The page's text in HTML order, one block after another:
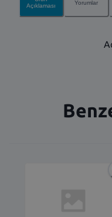
Açıklaması
Yorumlar